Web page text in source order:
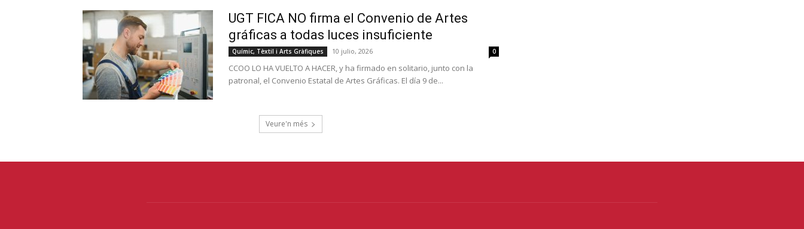
UGT FICA NO firma el Convenio de Artes
gráficas a todas luces insuficiente
Químic, Tèxtil i Arts Gràfiques 10 julio, 2026 0
CCOO LO HA VUELTO A HACER, y ha firmado en solitario, junto con la
patronal, el Convenio Estatal de Artes Gráficas. El día 9 de...
Veure'n més